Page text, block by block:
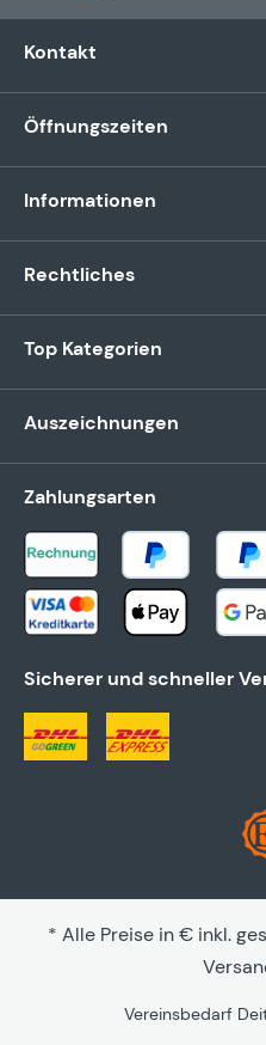
Kontakt
Öffnungszeiten
Informationen
Rechtliches
Top Kategorien
Auszeichnungen
Zahlungsarten
Sicherer und schneller
* Alle Preise in € inkl.
Vereinsbedarf